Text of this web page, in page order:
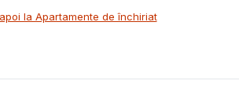
la Apartamente de închiriat